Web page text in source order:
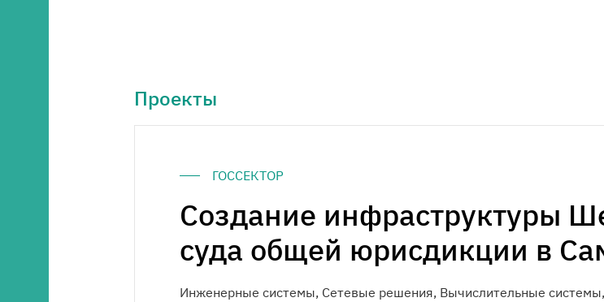
Проекты
ГОССЕКТОР
Создание инфраструктуры
суда общей юрисдикции в
Инженерные системы, Сетевые решения, Вычислительные